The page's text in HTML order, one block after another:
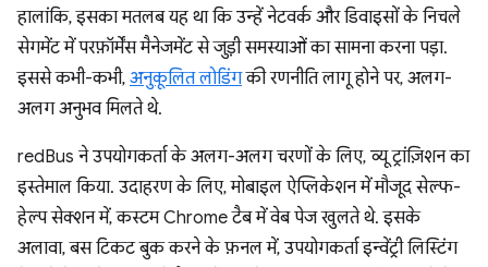
हालांकि, इसका मतलब यह था कि उन्हें नेटवर्क और डिवाइसों के निचले
सेगमेंट में परफ़ॉर्मेंस मैनेजमेंट से जुड़ी समस्याओं का सामना करना पड़ा.
इससे कभी-कभी, अनुकूलित लोडिंगकी रणनीति लागू होने पर, अलग-
अलग अनुभव मिलते थे.
redBus ने उपयोगकर्ता के अलग-अलग चरणों के लिए, व्यू ट्रांज़िशन का
इस्तेमाल किया. उदाहरण के लिए, मोबाइल ऐप्लिकेशन में मौजूद सेल्फ-
हेल्प सेक्शन में, कस्टम Chrome टैब में वेब पेज खुलते थे. इसके
अलावा, बस टिकट बुक करने के फ़नल में, उपयोगकर्ता इन्वेंट्री लिस्टिंग